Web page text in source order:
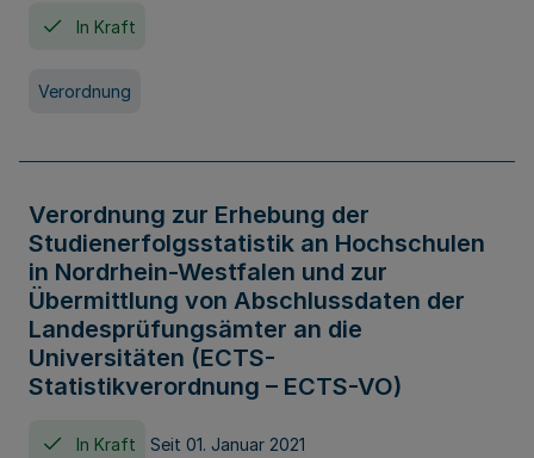
In Kraft
Verordnung
Verordnung zur Erhebung der
Studienerfolgsstatistik an Hochschulen
in Nordrhein-Westfalen und zur
Übermittlung von Abschlussdaten der
Landesprüfungsämter an die
Universitäten (ECTS-
Statistikverordnung – ECTS-VO)
In Kraft Seit 01. Januar 2021